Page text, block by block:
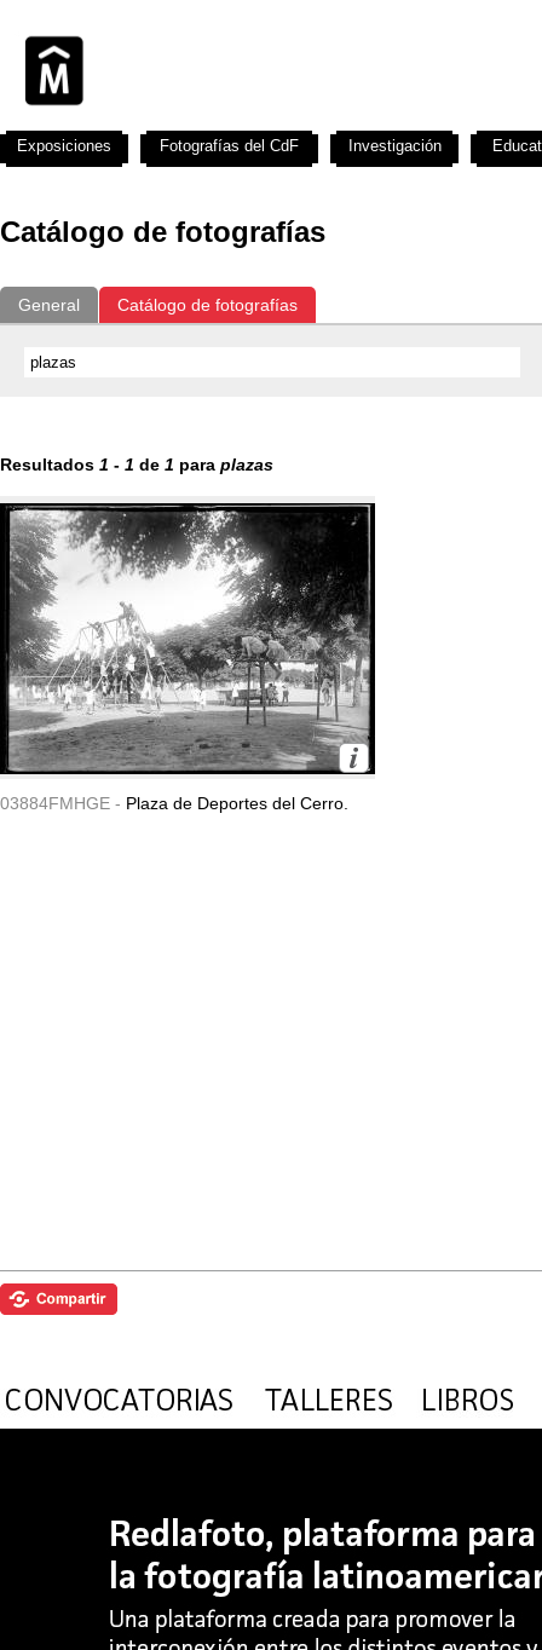
Catálogo de fotografías
General Catálogo de fotografías
Resultados 1 - 1 de 1 para plazas
03884FMHGE - Plaza de Deportes del Cerro.
Exposiciones Fotografías del CdF Investigación